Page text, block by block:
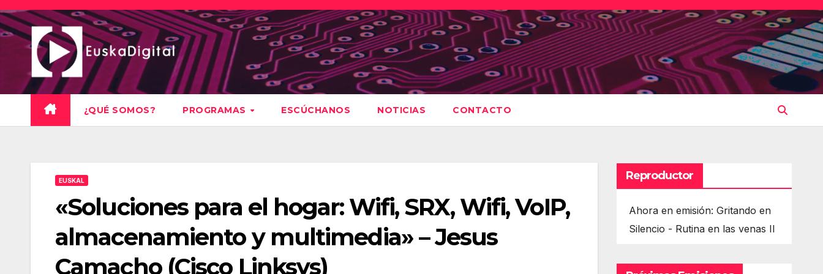
Saltar
al
contenido
¿QUÉ SOMOS? PROGRAMAS ESCÚCHANOS NOTICIAS CONTACTO
EUSKAL
«Soluciones para el hogar: Wifi, SRX, Wifi, VoIP,
almacenamiento y multimedia» – Jesus
Camacho (Cisco Linksys)
Reproductor
Ahora en emisión: Gritando en
Silencio - Rutina en las venas II